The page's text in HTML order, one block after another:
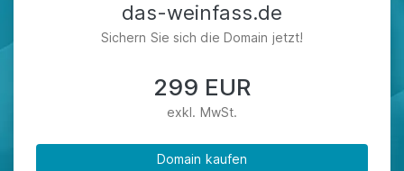
das-weinfass.de
Sichern Sie sich die Domain jetzt!
299 EUR
exkl. MwSt.
Domain kaufen